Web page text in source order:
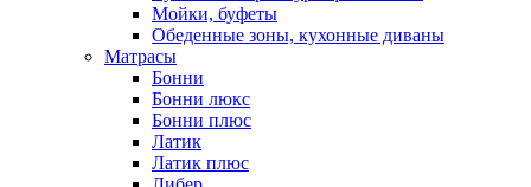
Мойки, буфеты
Обеденные зоны, кухонные диваны
Матрасы
Бонни
Бонни люкс
Бонни плюс
Латик
Латик плюс